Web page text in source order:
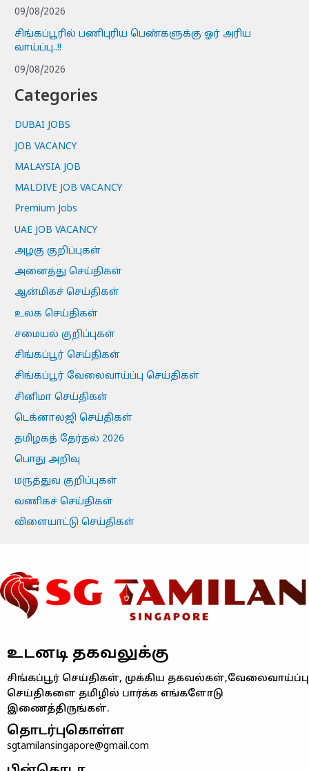
09/08/2026
சிங்கப்பூரில் பணிபுரிய பெண்களுக்கு ஓர் அரிய
வாய்ப்பு..!!
09/08/2026
Categories
DUBAI JOBS
JOB VACANCY
MALAYSIA JOB
MALDIVE JOB VACANCY
Premium Jobs
UAE JOB VACANCY
அழகு குறிப்புகள்
அனைத்து செய்திகள்
ஆன்மிகச் செய்திகள்
உலக செய்திகள்
சமையல் குறிப்புகள்
சிங்கப்பூர் செய்திகள்
சிங்கப்பூர் வேலைவாய்ப்பு செய்திகள்
சினிமா செய்திகள்
டெக்னாலஜி செய்திகள்
தமிழகத் தேர்தல் 2026
பொது அறிவு
மருத்துவ குறிப்புகள்
வணிகச் செய்திகள்
விளையாட்டு செய்திகள்
உடனடி தகவலுக்கு
சிங்கப்பூர் செய்திகள், முக்கிய தகவல்கள்,வேலைவாய்ப்பு
செய்திகளை தமிழில் பார்க்க எங்களோடு
இணைத்திருங்கள்.
தொடர்புகொள்ள
sgtamilansingapore@gmail.com